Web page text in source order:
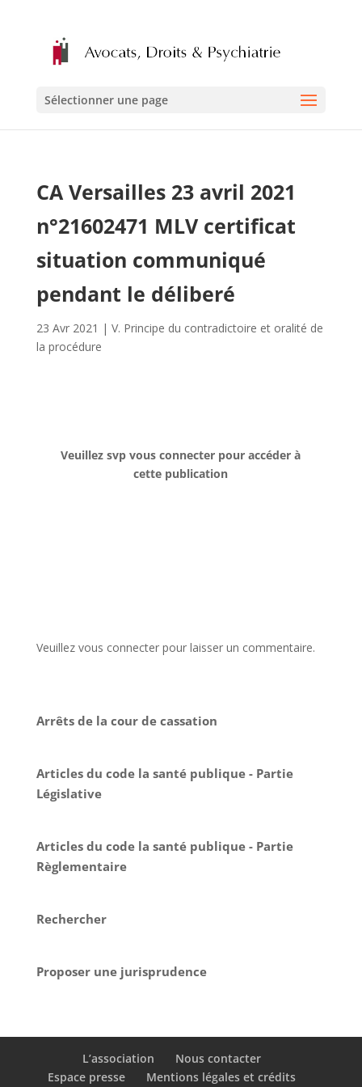
Sélectionner une page
CA Versailles 23 avril 2021
n°21602471 MLV certificat
situation communiqué
pendant le déliberé
23 Avr 2021 | V. Principe du contradictoire et oralité de
la procédure
Veuillez svp vous connecter pour accéder à
cette publication
Veuillez vous connecter pour laisser un commentaire.
Arrêts de la cour de cassation
Articles du code la santé publique - Partie
Législative
Articles du code la santé publique - Partie
Règlementaire
Rechercher
Proposer une jurisprudence
L’association
Nous contacter
Espace presse
Mentions légales et crédits